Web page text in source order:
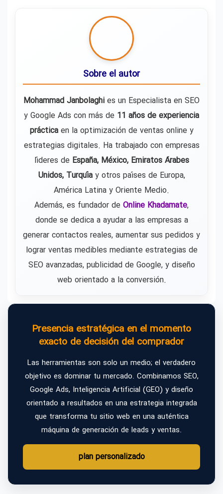
Sobre el autor
Mohammad Janbolaghi es un Especialista en SEO
y Google Ads con más de 11 años de experiencia
prácticaen la optimización de ventas online y
estrategias digitales. Ha trabajado con empresas
líderes de España, México, Emiratos Árabes
Unidos, Turquíay otros países de Europa,
América Latina y Oriente Medio.
Además, es fundador de Online Khadamate,
donde se dedica a ayudar a las empresas a
generar contactos reales, aumentar sus pedidos y
lograr ventas medibles mediante estrategias de
SEO avanzadas, publicidad de Google, y diseño
web orientado a la conversión.
Presencia estratégica en el momento
exacto de decisión del comprador
Las herramientas son solo un medio; el verdadero
objetivo es dominar tu mercado. Combinamos SEO,
Google Ads, Inteligencia Artificial (GEO) y diseño
orientado a resultados en una estrategia integrada
que transforma tu sitio web en una auténtica
máquina de generación de leads y ventas.
plan personalizado